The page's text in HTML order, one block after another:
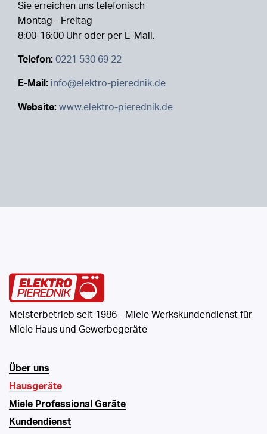
Sie erreichen uns telefonisch
Montag - Freitag
8:00-16:00 Uhr oder per E-Mail.
Telefon: 0221 530 69 22
E-Mail: info@elektro-pierednik.de
Website: www.elektro-pierednik.de
Meisterbetrieb seit 1986 - Miele Werkskundendienst für
Miele Haus und Gewerbegeräte
Über uns
Hausgeräte
Miele Professional Geräte
Kundendienst